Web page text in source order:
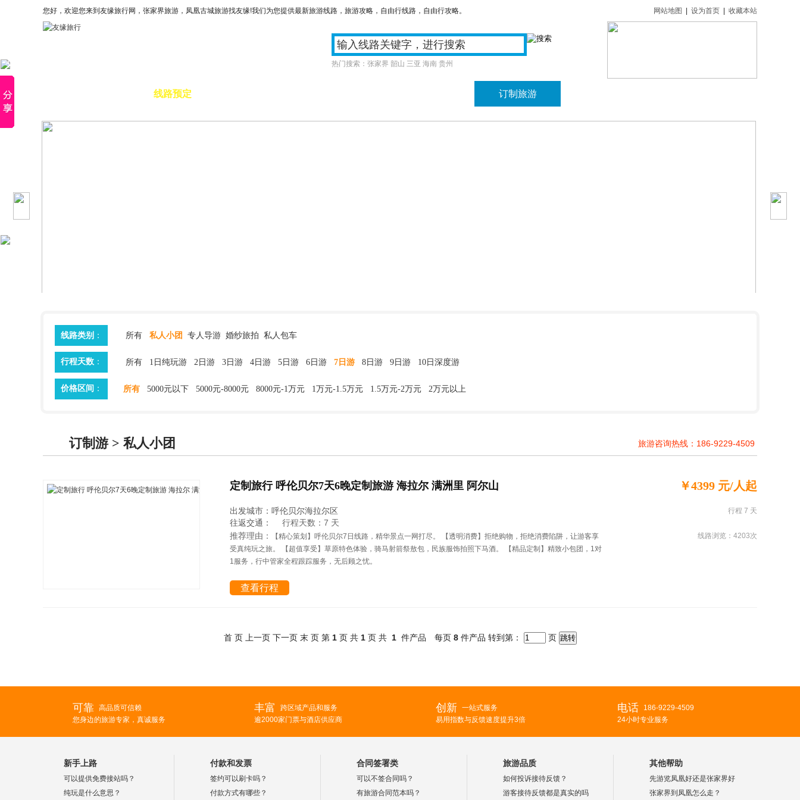
您好，欢迎您来到友缘旅行网，张家界旅游，凤凰古城旅游找友缘!我们为您提供最新旅游线路，旅游攻略，自由行线路，自由行攻略。 网站地图 设为首页 收藏本站
热门搜索： 张家界 韶山 三亚 海南 贵州
线路预定 订制旅游
线路类别 ： 所有 私人小团 专人导游 婚纱旅拍 私人包车
行程天数： 所有 1日纯玩游 2日游 3日游 4日游 5日游 6日游 7日游 8日游 9日游 10日深度游
价格区间 ： 所有 5000元以下 5000元-8000元 8000元-1万元 1万元-1.5万元 1.5万元-2万元 2万元以上
订制游 > 私人小团 旅游咨询热线：186-9229-4509
定制旅行 呼伦贝尔7天6晚定制旅游 海拉尔 满洲里 阿尔山
出发城市：呼伦贝尔海拉尔区
往返交通：
行程天数：7 天
推荐理由：
【精心策划】呼伦贝尔7日线路，精华景点一网打尽。 【透明消费】拒绝购物，拒绝消费陷阱，让游客享
受真纯玩之旅。 【超值享受】草原特色体验，骑马射箭祭敖包，民族服饰拍照下马酒。 【精品定制】精致小包团，1对
1服务，行中管家全程跟踪服务，无后顾之忧。
查看行程
￥4399 元/人起
行程 7 天
线路浏览：4203次
首 页 上一页 下一页 末 页 第 1 页 共 1 页 共 1 件产品 每页 8 件产品 转到第： 页
可靠 高品质可信赖
您身边的旅游专家，真诚服务
丰富
跨区域产品和服务
逾2000家门票与酒店供应商
创新 一站式服务
易用指数与反馈速度提升3倍
电话
186-9229-4509
24小时专业服务
新手上路
可以提供免费接站吗？
纯玩是什么意思？
付款和发票
签约可以刷卡吗？
付款方式有哪些？
合同签署类
可以不签合同吗？
有旅游合同范本吗？
旅游品质
如何投诉接待反馈？
游客接待反馈都是真实的吗
其他帮助
先游览凤凰好还是张家界好
张家界到凤凰怎么走？
×